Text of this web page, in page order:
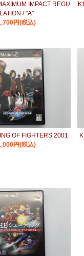
IMPACT REGU
LATION / "A"
円(税込)
OF FIGHTERS 2001
円(税込)